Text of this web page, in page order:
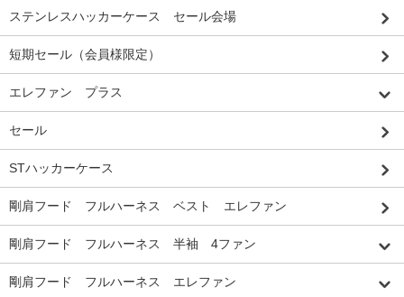
ステンレスハッカーケース セール会場
短期セール（会員様限定）
エレファン プラス
セール
STハッカーケース
剛肩フード フルハーネス ベスト エレファン
剛肩フード フルハーネス 半袖 4ファン
剛肩フード フルハーネス エレファン